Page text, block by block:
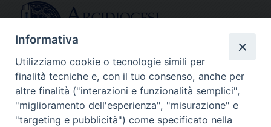
CONTATTI
info@fermodiocesi.it
pec:economato.diocesifermo@legalmail.it
Informativa
Utilizziamo cookie o tecnologie simili per
finalità tecniche e, con il tuo consenso, anche per
altre finalità ("interazioni e funzionalità semplici",
"miglioramento dell'esperienza", "misurazione" e
"targeting e pubblicità") come specificato nella